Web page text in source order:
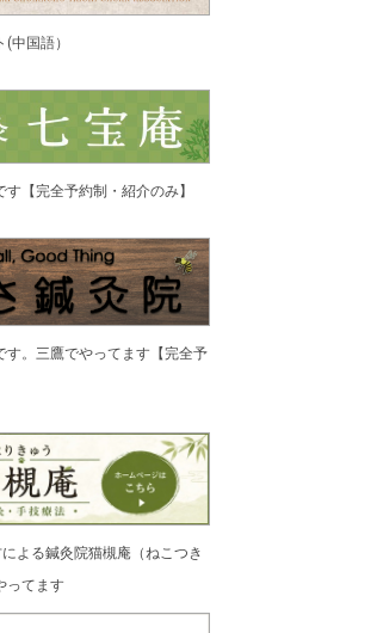
中国語）
【完全予約制・紹介のみ】
す。三鷹でやってます【完全予
よる鍼灸院猫槻庵（ねこつき
ってます